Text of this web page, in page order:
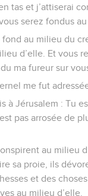
tas et j’attiserai
serez fondus
fond au milieu du
d’elle. Et vous
ma fureur sur
me fut
à Jérusalem : Tu
pas arrosée de
au milieu
sa proie, ils
et des
au milieu d’elle.